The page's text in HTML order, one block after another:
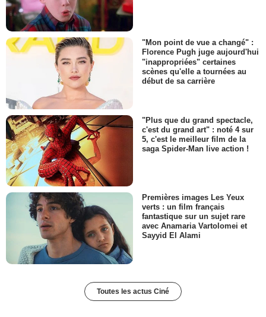
"Mon point de vue a changé" :
Florence Pugh juge aujourd'hui
"inappropriées" certaines
scènes qu'elle a tournées au
début de sa carrière
"Plus que du grand spectacle,
c'est du grand art" : noté 4 sur
5, c'est le meilleur film de la
saga Spider-Man live action !
Premières images Les Yeux
verts : un film français
fantastique sur un sujet rare
avec Anamaria Vartolomei et
Sayyid El Alami
Toutes les actus Ciné